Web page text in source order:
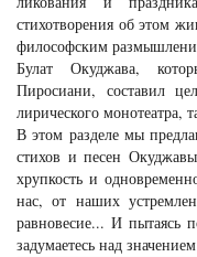
стихотворения об этом
философским
Булат Окуджава,
Пиросиани, составил
лирического монотеатра,
В этом разделе мы
стихов и песен
хрупкость и
нас, от наших
равновесие... И пытаясь
задумаетесь над